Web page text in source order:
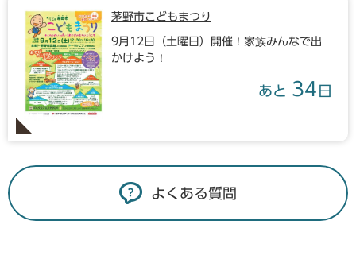
茅野市こどもまつり
9月12日（土曜日）開催！家族みんなで出
かけよう！
あと 34 日
よくある質問